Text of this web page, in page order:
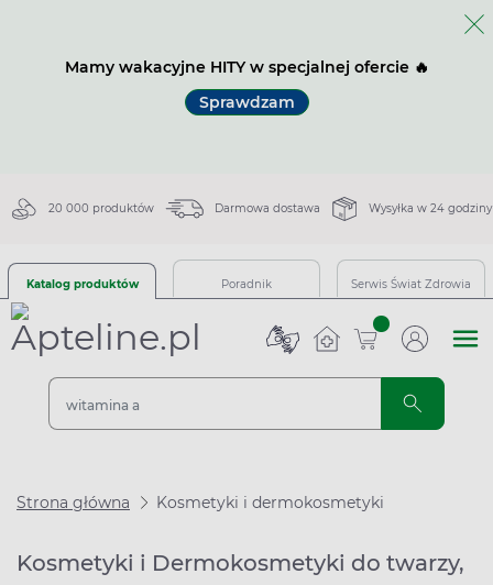
Mamy wakacyjne HITY w specjalnej ofercie 🔥
Sprawdzam
20 000 produktów Darmowa dostawa Wysyłka w 24 godziny
Katalog produktów Poradnik Serwis Świat Zdrowia
sztuk
Strona główna Kosmetyki i dermokosmetyki
Kosmetyki i Dermokosmetyki do twarzy,